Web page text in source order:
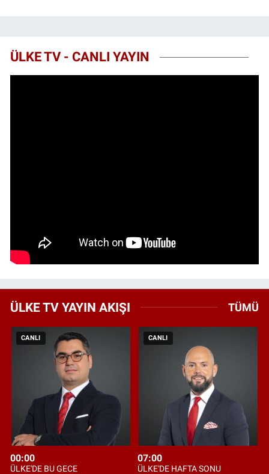
ÜLKE TV - CANLI YAYIN
ÜLKE TV YAYIN AKIŞI TÜMÜ
CANLI
00:00
ÜLKE'DE BU GECE
CANLI
07:00
ÜLKE'DE HAFTA SONU